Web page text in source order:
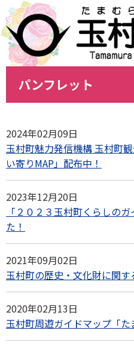
パンフレット
2024年02月09日
玉村町魅力発信機構 玉村町
い寄りMAP」配布中！
2023年12月20日
「２０２３玉村町くらしの
た！
2021年09月02日
玉村町の歴史・文化財に関
2020年02月13日
玉村町周遊ガイドマップ「た